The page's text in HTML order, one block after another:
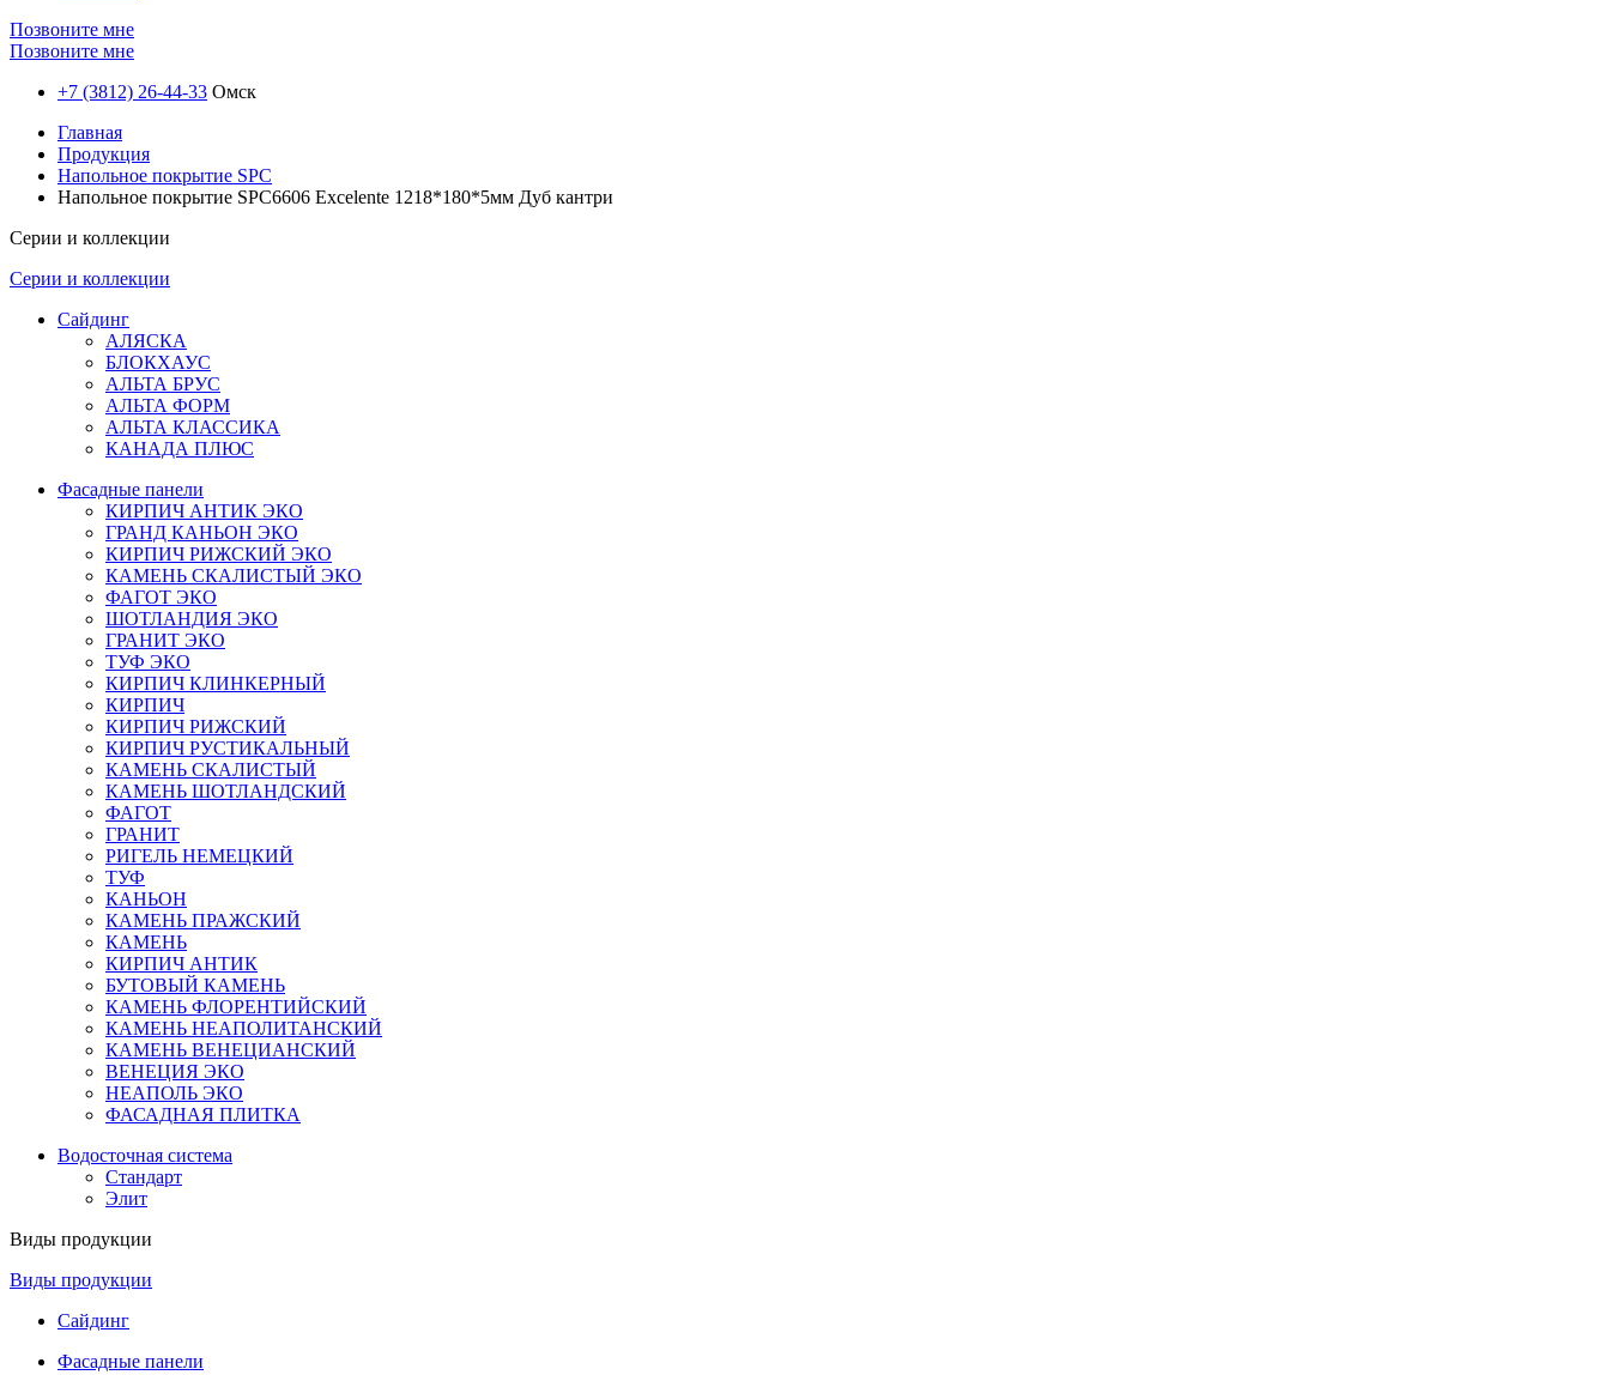
Позвоните мне
Позвоните мне
+7 (3812) 26-44-33 Омск
Главная
Продукция
Напольное покрытие SPC
Напольное покрытие SPC6606 Excelente 1218*180*5мм Дуб кантри
Серии и коллекции
Серии и коллекции
Сайдинг
АЛЯСКА
БЛОКХАУС
АЛЬТА БРУС
АЛЬТА ФОРМ
АЛЬТА КЛАССИКА
КАНАДА ПЛЮС
Фасадные панели
КИРПИЧ АНТИК ЭКО
ГРАНД КАНЬОН ЭКО
КИРПИЧ РИЖСКИЙ ЭКО
КАМЕНЬ СКАЛИСТЫЙ ЭКО
ФАГОТ ЭКО
ШОТЛАНДИЯ ЭКО
ГРАНИТ ЭКО
ТУФ ЭКО
КИРПИЧ КЛИНКЕРНЫЙ
КИРПИЧ
КИРПИЧ РИЖСКИЙ
КИРПИЧ РУСТИКАЛЬНЫЙ
КАМЕНЬ СКАЛИСТЫЙ
КАМЕНЬ ШОТЛАНДСКИЙ
ФАГОТ
ГРАНИТ
РИГЕЛЬ НЕМЕЦКИЙ
ТУФ
КАНЬОН
КАМЕНЬ ПРАЖСКИЙ
КАМЕНЬ
КИРПИЧ АНТИК
БУТОВЫЙ КАМЕНЬ
КАМЕНЬ ФЛОРЕНТИЙСКИЙ
КАМЕНЬ НЕАПОЛИТАНСКИЙ
КАМЕНЬ ВЕНЕЦИАНСКИЙ
ВЕНЕЦИЯ ЭКО
НЕАПОЛЬ ЭКО
ФАСАДНАЯ ПЛИТКА
Водосточная система
Стандарт
Элит
Виды продукции
Виды продукции
Сайдинг
Фасадные панели